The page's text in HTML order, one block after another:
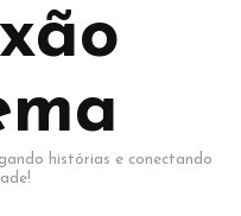
histórias e conectando